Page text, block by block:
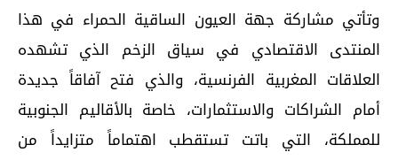
وتأتي مشاركة جهة العيون الساقية الحمراء في هذا
المنتدى الاقتصادي في سياق الزخم الذي تشهده
العلاقات المغربية الفرنسية، والذي فتح آفاقاً جديدة
أمام الشراكات والاستثمارات، خاصة بالأقاليم الجنوبية
للمملكة، التي باتت تستقطب اهتماماً متزايداً من